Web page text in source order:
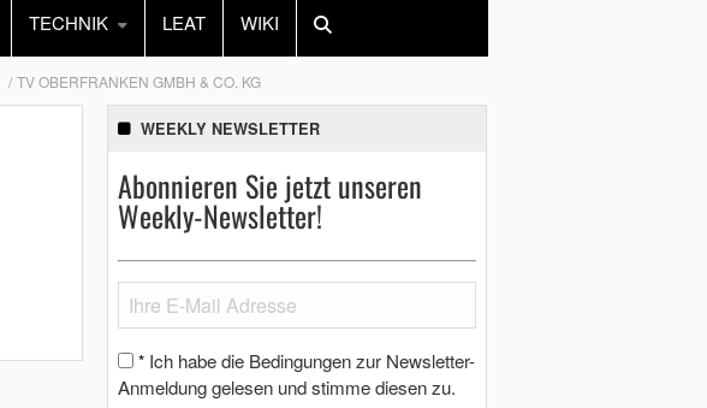
TECHNIK LEAT WIKI
Alles Shop
TV OBERFRANKEN GMBH & CO. KG
WEEKLY NEWSLETTER
Abonnieren Sie jetzt unseren
Weekly-Newsletter!
* Ich habe die Bedingungen zur Newsletter-
Anmeldung gelesen und stimme diesen zu.